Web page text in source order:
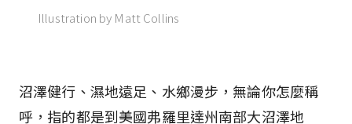
Illustration by Matt Collins
沼澤健行、濕地遠足、水鄉漫步，無論你怎麼稱
呼，指的都是到美國弗羅里達州南部大沼澤地